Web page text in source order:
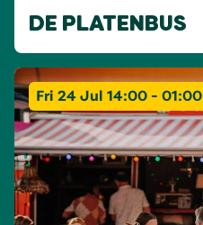
DE PLATENBUS
Fri 24 Jul 14:00 - 01:00